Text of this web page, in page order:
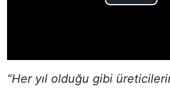
“Her yıl olduğu gibi